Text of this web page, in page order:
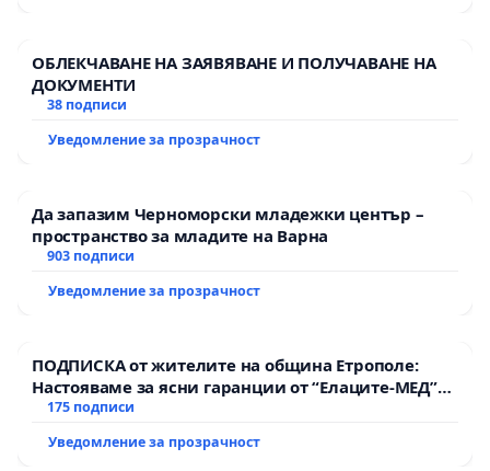
ОБЛЕКЧАВАНЕ НА ЗАЯВЯВАНЕ И ПОЛУЧАВАНЕ НА
ДОКУМЕНТИ
38 подписи
Уведомление за прозрачност
Да запазим Черноморски младежки център –
пространство за младите на Варна
903 подписи
Уведомление за прозрачност
ПОДПИСКА от жителите на община Етрополе:
Настояваме за ясни гаранции от “Елаците-МЕД”
АД и от държавата, че ще се изпълнят всички
175 подписи
Уведомление за прозрачност